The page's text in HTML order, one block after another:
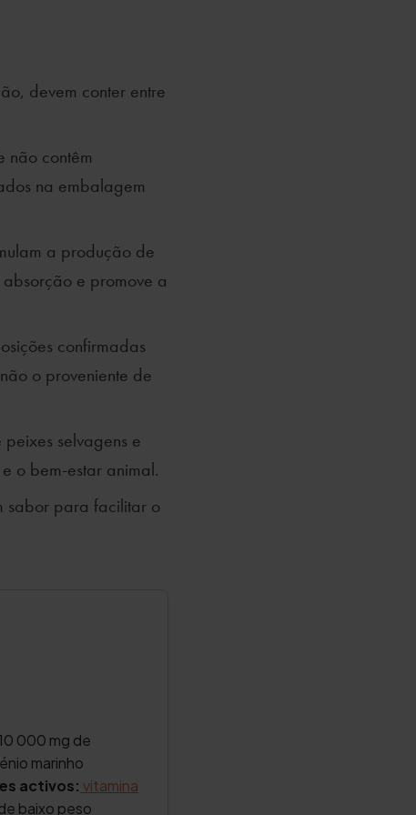
devem conter entre
não contêm
na embalagem
a produção de
e promove a
confirmadas
o proveniente de
selvagens e
o bem-estar animal.
sabor para facilitar o
000 mg de
marinho
activos: vitamina
baixo peso